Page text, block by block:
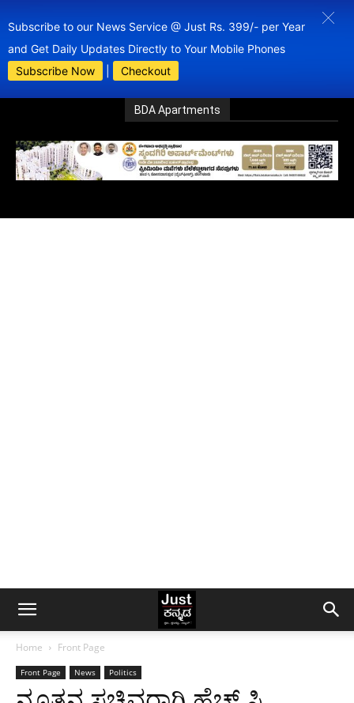
Subscribe to our News Service @ Just Rs. 399/- per Year
and Get Daily Updates Directly to Your Mobile Phones
Subscribe Now
Checkout
BDA Apartments
Home Front Page
Front Page News Politics